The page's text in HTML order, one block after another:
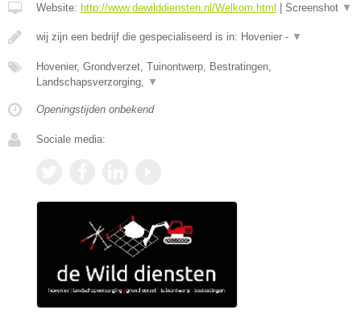
Website: http://www.dewilddiensten.nl/Welkom.html Screenshot ▼
wij zijn een bedrijf die gespecialiseerd is in: Hovenier - ▼
Hovenier, Grondverzet, Tuinontwerp, Bestratingen,
Landschapsverzorging,
▼
Openingstijden onbekend
Sociale media: